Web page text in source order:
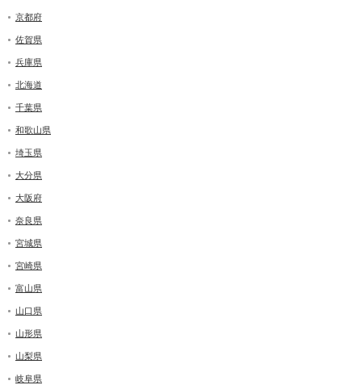
京都府
佐賀県
兵庫県
北海道
千葉県
和歌山県
埼玉県
大分県
大阪府
奈良県
宮城県
宮崎県
富山県
山口県
山形県
山梨県
岐阜県